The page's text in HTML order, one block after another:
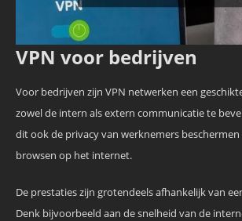
VPN voor bedrijven
Voor bedrijven zijn VPN netwerken een
zowel de intern als extern communicatie te
dit ook de privacy van werknemers
browsen op het internet.
De prestaties zijn grotendeels afhankelijk van
Denk bijvoorbeeld aan de snelheid van de